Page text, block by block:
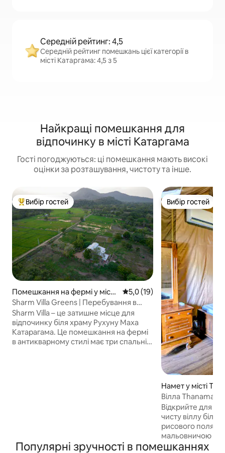
Середній рейтинг: 4,5
Середній рейтинг помешкань цієї категорії в
місті Катаргама: 4,5 з 5
Найкращі помешкання для
відпочинку в місті Катаргама
Гості погоджуються: ці помешкання мають високі
оцінки за розташування, чистоту та інше.
Топ вибір гостей
Вибір гостей
Помешкання на фермі у місті
Kataragama
Середня оцінка: 5,0 з 5,
5,0 (19)
Sharm Villa Greens | Перебування в
Yala's Edge
Sharm Villa – це затишне місце для
відпочинку біля храму Рухуну Маха
Катарагама. Це помешкання на фермі
в антикварному стилі має три спальні з
джипах.🚙 Відпочинковий відпочинок з
Вибір гостей
Вибір гостей
Намет у місті
Вілла Thanamal:
серед рисових
Відкрийте для
чисту віллу біля
рисового поля з
мальовничою
національного
Популярні зручності в помешканнях